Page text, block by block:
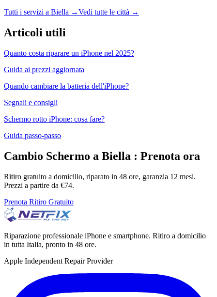
Tutti i servizi a Biella →Vedi tutte le città →
Articoli utili
Quanto costa riparare un iPhone nel 2025?
Guida ai prezzi aggiornata
Quando cambiare la batteria dell'iPhone?
Segnali e consigli
Schermo rotto iPhone: cosa fare?
Guida passo-passo
Cambio Schermo a Biella : Prenota ora
Ritiro gratuito a domicilio, riparato in 48 ore, garanzia 12 mesi.
Prezzi a partire da €74.
Prenota Ritiro Gratuito
Riparazione professionale iPhone e smartphone. Ritiro a domicilio
in tutta Italia, pronto in 48 ore.
Apple Independent Repair Provider